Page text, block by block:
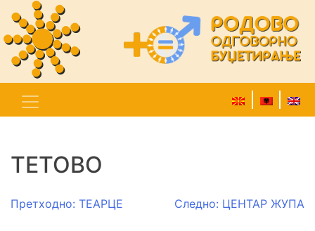
ТЕТОВО
Навигација
Претходно: ТЕАРЦЕ Следно: ЦЕНТАР ЖУПА